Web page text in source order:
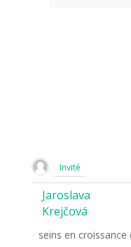
Invité
Jaroslava
Krejčová
seins en